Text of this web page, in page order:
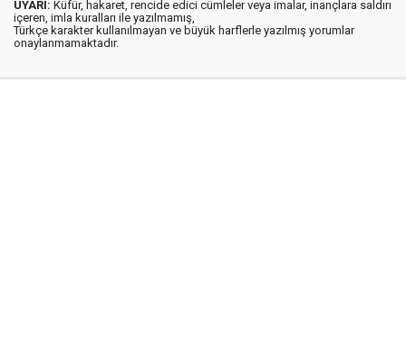
UYARI: Küfür, hakaret, rencide edici cümleler veya imalar, inançlara saldırı
içeren, imla kuralları ile yazılmamış,
Türkçe karakter kullanılmayan ve büyük harflerle yazılmış yorumlar
onaylanmamaktadır.